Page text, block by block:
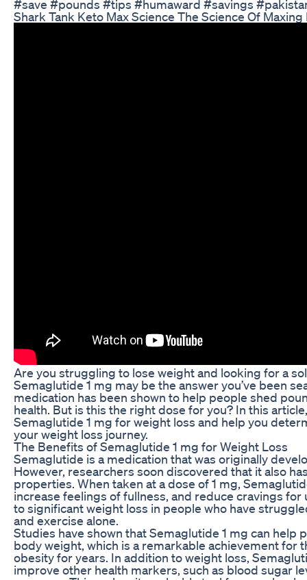
#save #pounds #tips #humaward #savings
Shark Tank Keto Max Science The Science Of Maxing
Are you struggling to lose weight and looking for a
Semaglutide 1 mg may be the answer you’ve been
medication has been shown to help people shed
health. But is this the right dose for you? In this
Semaglutide 1 mg for weight loss and help you
your weight loss journey.
The Benefits of Semaglutide 1 mg for Weight Loss
Semaglutide is a medication that was originally
However, researchers soon discovered that it also
properties. When taken at a dose of 1 mg,
increase feelings of fullness, and reduce cravings for
to significant weight loss in people who have
and exercise alone.
Studies have shown that Semaglutide 1 mg can help
body weight, which is a remarkable achievement for
obesity for years. In addition to weight loss,
improve other health markers, such as blood sugar